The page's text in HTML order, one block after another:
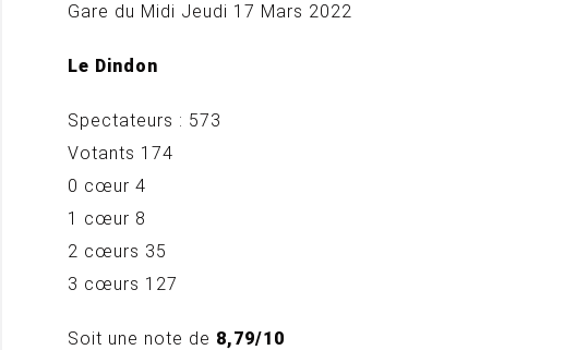
Gare du Midi Jeudi 17 Mars 2022
Le Dindon
Spectateurs : 573
Votants 174
0 cœur 4
1 cœur 8
2 cœurs 35
3 cœurs 127
Soit une note de 8,79/10